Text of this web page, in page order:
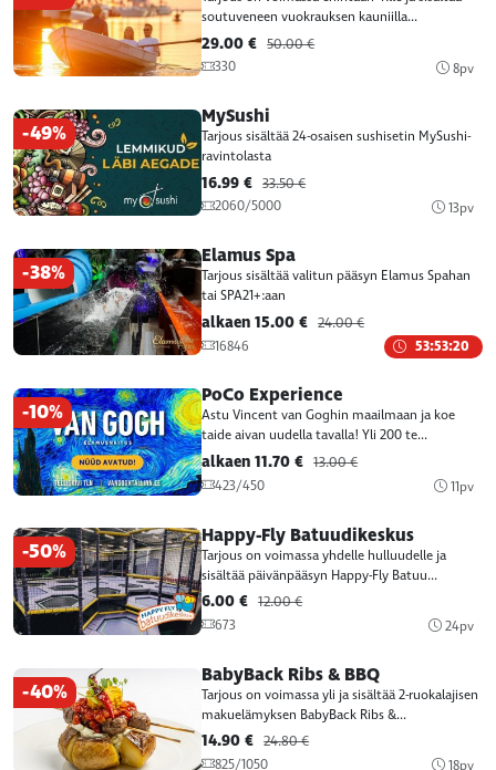
soutuveneen vuokrauksen kauniilla...
29.00 € 50.00 €
330
8pv
-49%
MySushi
Tarjous sisältää 24-osaisen sushisetin MySushi-
ravintolasta
16.99 € 33.50 €
2060/5000
13pv
-38%
Elamus Spa
Tarjous sisältää valitun pääsyn Elamus Spahan
tai SPA21+:aan
alkaen 15.00 € 24.00 €
16846
53:53:20
-10%
PoCo Experience
Astu Vincent van Goghin maailmaan ja koe
taide aivan uudella tavalla! Yli 200 te...
alkaen 11.70 € 13.00 €
423/450
11pv
-50%
Happy-Fly Batuudikeskus
Tarjous on voimassa yhdelle hulluudelle ja
sisältää päivänpääsyn Happy-Fly Batuu...
6.00 € 12.00 €
673
24pv
-40%
BabyBack Ribs & BBQ
Tarjous on voimassa yli ja sisältää 2-ruokalajisen
makuelämyksen BabyBack Ribs &...
14.90 € 24.80 €
825/1050
18pv